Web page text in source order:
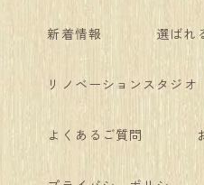
新着情報 選ばれ
リノベーションスタジオ
よくあるご質問